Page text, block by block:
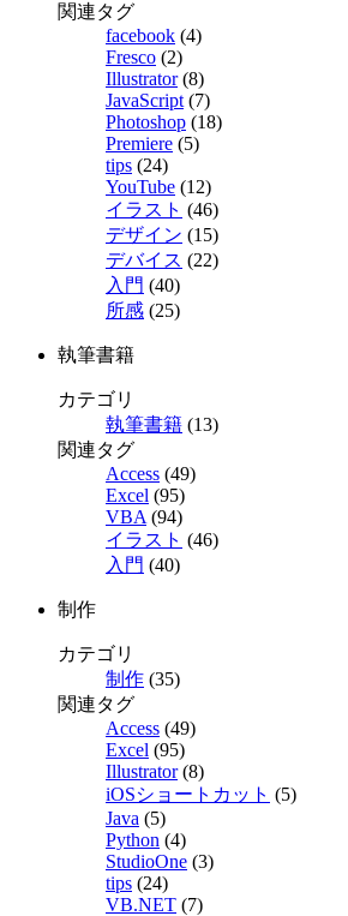
関連タグ
facebook (4)
Fresco (2)
Illustrator(8)
JavaScript (7)
Photoshop (18)
Premiere (5)
tips (24)
YouTube (12)
イラスト (46)
デザイン (15)
デバイス (22)
入門 (40)
所感 (25)
執筆書籍
カテゴリ
執筆書籍 (13)
関連タグ
Access (49)
Excel (95)
VBA (94)
イラスト (46)
入門 (40)
制作
カテゴリ
制作 (35)
関連タグ
Access (49)
Excel (95)
Illustrator(8)
iOSショートカット (5)
Java (5)
Python (4)
StudioOne (3)
tips (24)
VB.NET (7)